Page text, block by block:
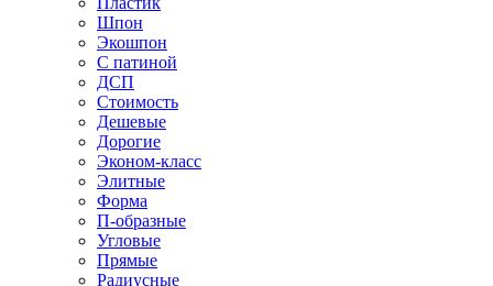
Шпон
Экошпон
С патиной
ДСП
Стоимость
Дешевые
Дорогие
Эконом-класс
Элитные
Форма
П-образные
Угловые
Прямые
Радиусные